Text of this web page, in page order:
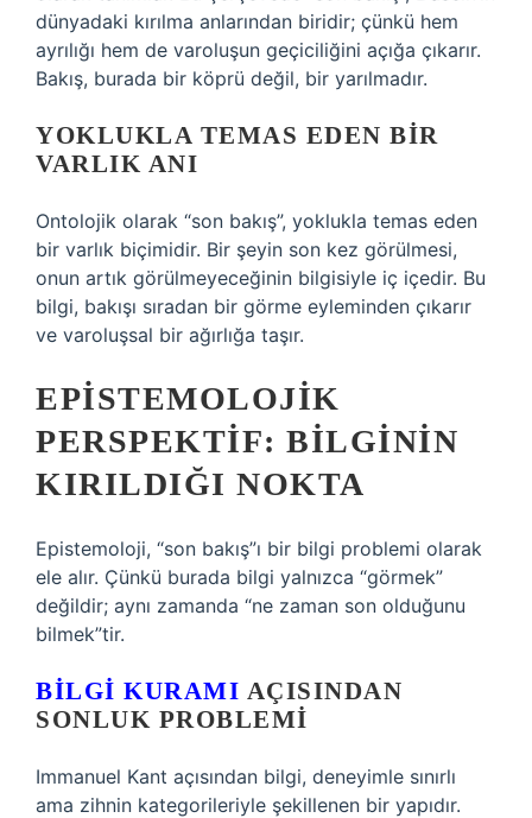
dünyadaki kırılma anlarından biridir; çünkü hem
ayrılığı hem de varoluşun geçiciliğini açığa çıkarır.
Bakış, burada bir köprü değil, bir yarılmadır.
YOKLUKLA TEMAS EDEN BIR
VARLIK ANI
Ontolojik olarak “son bakış”, yoklukla temas eden
bir varlık biçimidir. Bir şeyin son kez görülmesi,
onun artık görülmeyeceğinin bilgisiyle iç içedir. Bu
bilgi, bakışı sıradan bir görme eyleminden çıkarır
ve varoluşsal bir ağırlığa taşır.
EPISTEMOLOJIK
PERSPEKTIF: BILGININ
KIRILDIĞI NOKTA
Epistemoloji, “son bakış”ı bir bilgi problemi olarak
ele alır. Çünkü burada bilgi yalnızca “görmek”
değildir; aynı zamanda “ne zaman son olduğunu
bilmek”tir.
BILGI KURAMI AÇISINDAN
SONLUK PROBLEMI
Immanuel Kant açısından bilgi, deneyimle sınırlı
ama zihnin kategorileriyle şekillenen bir yapıdır.